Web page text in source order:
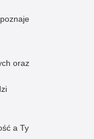
oraz
a Ty